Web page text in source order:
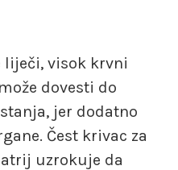
liječi, visok krvni
dovesti do
jer dodatno
Čest krivac za
uzrokuje da